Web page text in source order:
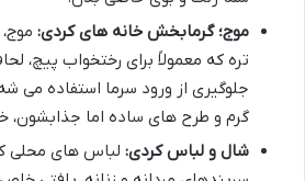
موج؛ گرمابخش خانه های کردی:
تره که معمولاً برای رختخواب پیچ،
جلوگیری از ورود سرما استفاده می
گرم و طرح های ساده اما
شال و لباس کردی: لباس های محلی